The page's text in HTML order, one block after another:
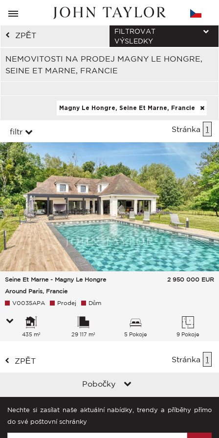
ZPĚT
NEMOVITOSTI NA PRODEJ MAGNY LE HONGRE,
SEINE ET MARNE, FRANCIE
FILTROVAT
VÝSLEDKY
Magny Le Hongre, Seine Et Marne, Francie
filtr Stránka 1
Seine Et Marne - Magny Le Hongre
Around Paris, Francie
2 950 000 EUR
V0035APA Prodej Dům
435 m² 29 117 m² 5 Pokoje 9 Pokoje
ZPĚT Stránka 1
Pobočky
Nechte si zasílat naše aktuální nabídky, trendy a příběhy přímo
do své poštovní schránky